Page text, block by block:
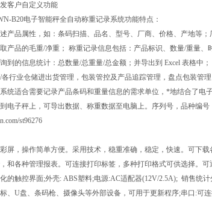
发客户自定义功能
B20电子智能秤全自动称重记录系统功能特点：
产品属性，如：条码扫描、品名、型号、厂商、价格、产地等
产品的毛重/净重； 称重记录信息包括：产品标识、数量/重量、
到的信息统计：总数量/总重量/总金额；并导出到 Excel 表格中；
行业仓储进出货管理，包装管控及产品追踪管理，盘点包装管
统适合需要记录产品条码和重量信息的需求单位，*地结合了电
电子秤上，可导出数据、称重数据至电脑上。序列号，品种编
st96276
屏，操作简单方便。采用技术，稳重准确，稳定，快速。可下
和各种管理报表。可连接打印标签，多种打印格式可供选择。
的触控界面;外壳: ABS塑料;电源:AC适配器(12V/2.5A); 销售统
、U盘、条码枪、摄像头等外部设备，可用于更新程序;串口:可